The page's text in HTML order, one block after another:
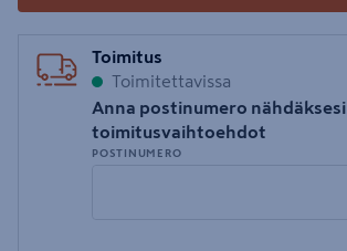
Toimitus
Toimitettavissa
Anna postinumero nähdäksesi
toimitusvaihtoehdot
POSTINUMERO